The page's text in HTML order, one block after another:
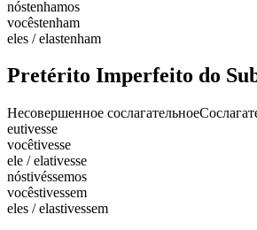
nóstenhamos
vocêstenham
eles / elastenham
Pretérito Imperfeito do
Несовершенное сослагательное
eutivesse
vocêtivesse
ele / elativesse
nóstivéssemos
vocêstivessem
eles / elastivessem